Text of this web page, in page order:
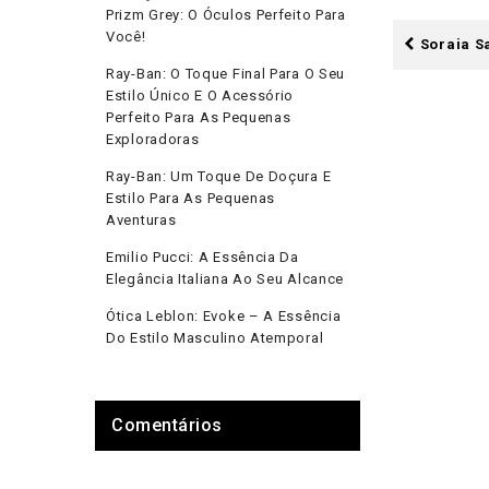
Soraia
Prizm Grey: O Óculos Perfeito Para
Você!
Ray-Ban: O Toque Final Para O Seu
Estilo Único E O Acessório
Perfeito Para As Pequenas
Exploradoras
Ray-Ban: Um Toque De Doçura E
Estilo Para As Pequenas
Aventuras
Emilio Pucci: A Essência Da
Elegância Italiana Ao Seu Alcance
Ótica Leblon: Evoke – A Essência
Do Estilo Masculino Atemporal
Comentários